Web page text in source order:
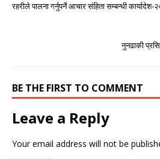
रहरीले पालना गर्नुपर्ने आचार संहिता सम्बन्धी कार्यादेश-
नुनढाकी
BE THE FIRST TO COMMENT
Leave a Reply
Your email address will not be